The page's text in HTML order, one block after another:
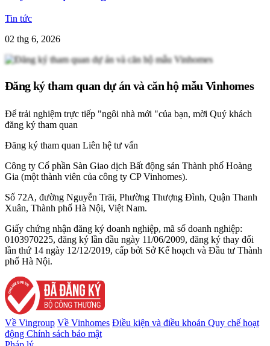
Tin tức
02 thg 6, 2026
Đăng ký tham quan dự án và căn hộ mẫu Vinhomes
Để trải nghiệm trực tiếp "ngôi nhà mới "của bạn, mời Quý khách
đăng ký tham quan
Đăng ký tham quan Liên hệ tư vấn
Công ty Cổ phần Sàn Giao dịch Bất động sản Thành phố Hoàng
Gia (một thành viên của công ty CP Vinhomes).
Số 72A, đường Nguyễn Trãi, Phường Thượng Đình, Quận Thanh
Xuân, Thành phố Hà Nội, Việt Nam.
Giấy chứng nhận đăng ký doanh nghiệp, mã số doanh nghiệp:
0103970225, đăng ký lần đầu ngày 11/06/2009, đăng ký thay đổi
lần thứ 14 ngày 12/12/2019, cấp bởi Sở Kế hoạch và Đầu tư Thành
phố Hà Nội.
Về Vingroup Về Vinhomes Điều kiện và điều khoản Quy chế hoạt
động Chính sách bảo mật